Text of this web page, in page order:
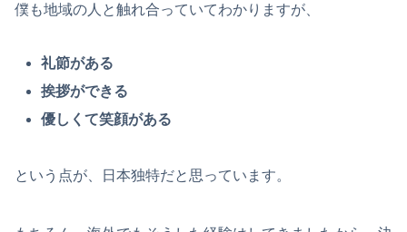
僕も地域の人と触れ合っていてわかりますが、
礼節がある
挨拶ができる
優しくて笑顔がある
という点が、日本独特だと思っています。